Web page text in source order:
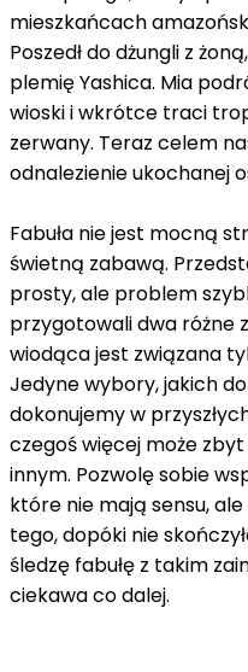
mieszkańcach
Poszedł do dżungli z
plemię Yashica. Mia
wioski i wkrótce traci
zerwany. Teraz celem
odnalezienie ukochanej
Fabuła nie jest mocną
świetną zabawą.
prosty, ale problem
przygotowali dwa różne
wiodąca jest związana
Jedyne wybory, jakich
dokonujemy w
czegoś więcej może
innym. Pozwolę sobie
które nie mają sensu,
tego, dopóki nie
śledzę fabułę z takim
ciekawa co dalej.